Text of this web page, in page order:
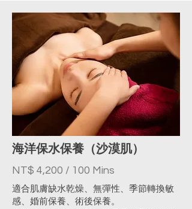
海洋保水保養（沙漠肌）
NT$ 4,200 / 100 Mins
適合肌膚缺水乾燥、無彈性、季節轉換敏
感、婚前保養、術後保養。